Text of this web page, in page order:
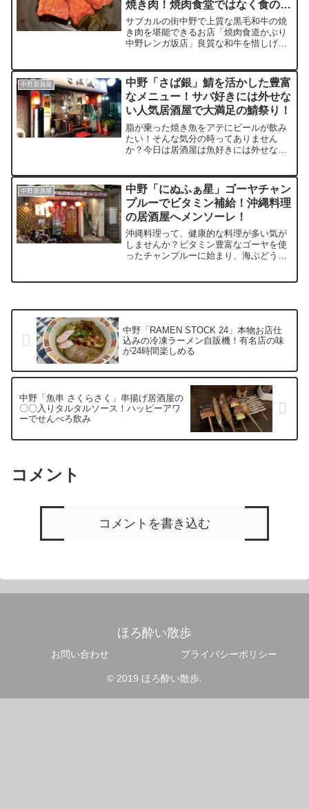
ちあがれニッポン！
焼き肉！焼肉食堂ではなく食の道
を究める
サブカルの街中野で上質な黒毛和牛の焼
き肉を堪能できるお店「焼肉食道かぶり
中野レンガ坂店」良質な和牛を惜しげも
店。肉に対するこだわりと遊び心を忘れ
ない営業スタイル。ちょっと贅沢に和牛
が食べたい！そんな時に使えるお店。
中野居酒屋
中野「さば銀」鯖を活かした豊富
なメニュー！サバ好きには外せな
い人気居酒屋で大満足の鯖祭り！
脂が乗った焼き魚をアテにビールが飲み
たい！そんな気分の時ってありません
か？今日は居酒屋は魚好きには外せない
ないとまず入店できない人気店です。刺
身や炙りはもちろん、チャーハンから鯖
サンドまでランキングをつけるのが難し
い鯖料理パラダイスのおすすめ居酒屋
中野居酒屋
中野「にぬふぁ星」ゴーヤチャン
プルーでビタミン補給！沖縄料理
の居酒屋へメンソーレ！
沖縄料理って、健康的な料理が多い気が
しませんか？ビタミン豊富なゴーヤを使
ったチャンプルーに始まり、海ぶどうや
こじんまりとした店で柑橘系の爽やかさ
中野「RAMEN STOCK 24」本物お店仕
込みの冷凍ラーメン自販機！有名店の味
が24時間楽しめる
中野「魚串 さくらさく」串揚げ居酒屋の
〇〇入りタルタルソース！ハッピーアワ
ーでせんべろ飲み
コメント
コメントを書き込む
ほろ酔い散歩
お問い合わせ プライバシーポリシー
© 2019 ほろ酔い散歩.